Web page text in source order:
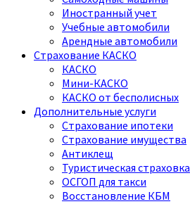
Иностранный учет
Учебные автомобили
Арендные автомобили
Страхование КАСКО
КАСКО
Мини-КАСКО
КАСКО от бесполисных
Дополнительные услуги
Страхование ипотеки
Страхование имущества
Антиклещ
Туристическая страховка
ОСГОП для такси
Восстановление КБМ